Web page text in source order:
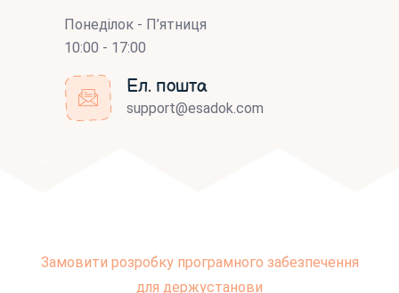
Понеділок - П’ятниця
10:00 - 17:00
Ел. пошта
support@esadok.com
Замовити розробку програмного забезпечення
для держустанови